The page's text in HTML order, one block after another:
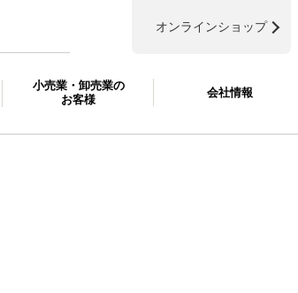
オンラインショップ
小売業・卸売業の
お客様
会社情報